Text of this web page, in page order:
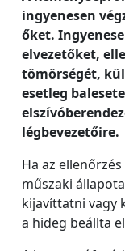
ingyenesen
őket.
elvezetőket,
tömörségét,
esetleg
légbevezetőire.
Ha az
műszaki
kijavíttatni vagy
a hideg beállta